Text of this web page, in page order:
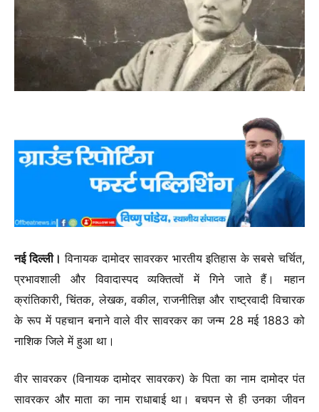
नई दिल्ली। विनायक दामोदर सावरकर भारतीय इतिहास के सबसे चर्चित,
प्रभावशाली और विवादास्पद व्यक्तित्वों में गिने जाते हैं। महान
क्रांतिकारी, चिंतक, लेखक, वकील, राजनीतिज्ञ और राष्ट्रवादी विचारक
के रूप में पहचान बनाने वाले वीर सावरकर का जन्म 28 मई 1883 को
नाशिक जिले में हुआ था।
वीर सावरकर (विनायक दामोदर सावरकर) के पिता का नाम दामोदर पंत
सावरकर और माता का नाम राधाबाई था। बचपन से ही उनका जीवन